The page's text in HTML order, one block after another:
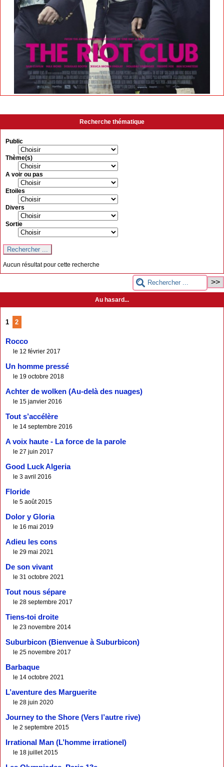
Recherche thématique
Public
Thème(s)
A voir ou pas
Etoiles
Divers
Sortie
Aucun résultat pour cette recherche
Au hasard...
1 2
Rocco
le 12 février 2017
Un homme pressé
le 19 octobre 2018
Achter de wolken (Au-delà des nuages)
le 15 janvier 2016
Tout s’accélère
le 14 septembre 2016
A voix haute - La force de la parole
le 27 juin 2017
Good Luck Algeria
le 3 avril 2016
Floride
le 5 août 2015
Dolor y Gloria
le 16 mai 2019
Adieu les cons
le 29 mai 2021
De son vivant
le 31 octobre 2021
Tout nous sépare
le 28 septembre 2017
Tiens-toi droite
le 23 novembre 2014
Suburbicon (Bienvenue à Suburbicon)
le 25 novembre 2017
Barbaque
le 14 octobre 2021
L’aventure des Marguerite
le 28 juin 2020
Journey to the Shore (Vers l’autre rive)
le 2 septembre 2015
Irrational Man (L’homme irrationel)
le 18 juillet 2015